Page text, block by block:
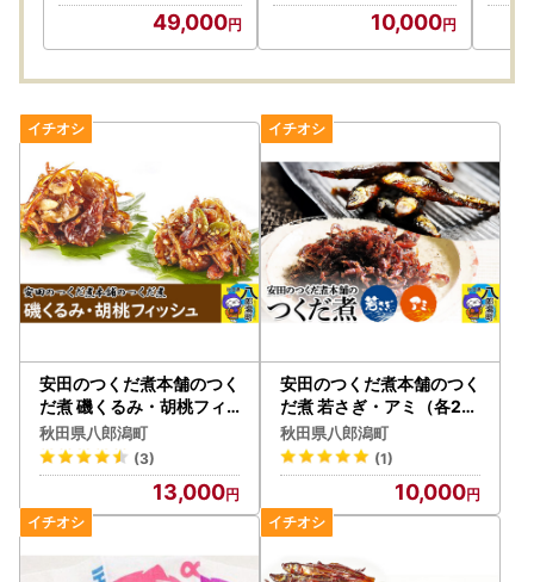
49,000 10,000
安田のつくだ煮本舗のつく
だ煮 磯くるみ・胡桃フィ
ッシュ（各240g 計480g
）
秋田県八郎潟町
(3)
13,000
安田のつくだ煮本舗のつく
だ煮 若さぎ・アミ（各20
0g合計400g）
秋田県八郎潟町
(1)
10,000